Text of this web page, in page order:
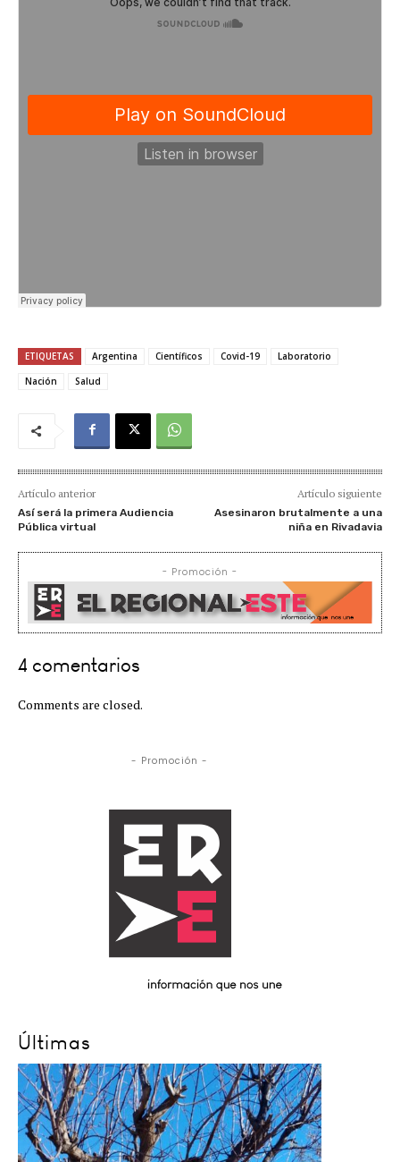
ETIQUETAS Argentina Científicos Covid-19
Laboratorio
Nación
Salud
Artículo anterior
Así será la primera Audiencia
Pública virtual
Artículo siguiente
Asesinaron brutalmente a una
niña en Rivadavia
- Promoción -
4 comentarios
Comments are closed.
- Promoción -
Últimas